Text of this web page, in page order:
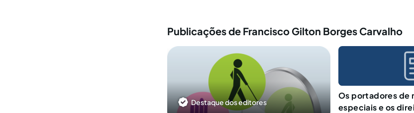
Publicações de Francisco Gilton Borges Carvalho
Destaque dos editores
Os portadores de
especiais e os